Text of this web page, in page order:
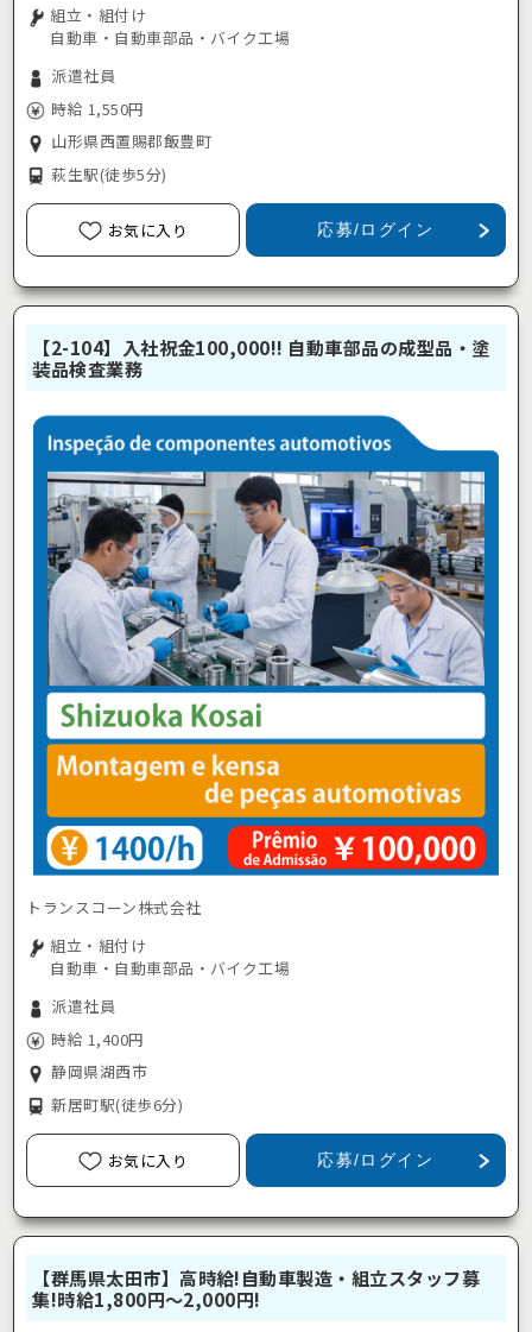
組立・組付け
自動車・自動車部品・バイク工場
派遣社員
時給 1,550円
山形県西置賜郡飯豊町
萩生駅(徒歩5分)
お気に入り 応募/ログイン
【2-104】入社祝金100,000!! 自動車部品の成型品・塗
装品検査業務
トランスコーン株式会社
組立・組付け
自動車・自動車部品・バイク工場
派遣社員
時給 1,400円
静岡県湖西市
新居町駅(徒歩6分)
お気に入り 応募/ログイン
【群馬県太田市】高時給!自動車製造・組立スタッフ募
集!時給1,800円～2,000円!